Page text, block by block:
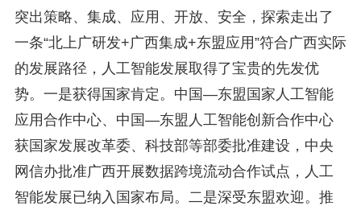
突出策略、集成、应用、开放、安全，探索走出了
一条“北上广研发+广西集成+东盟应用”符合广西实际
的发展路径，人工智能发展取得了宝贵的先发优
势。一是获得国家肯定。中国—东盟国家人工智能
应用合作中心、中国—东盟人工智能创新合作中心
获国家发展改革委、科技部等部委批准建设，中央
网信办批准广西开展数据跨境流动合作试点，人工
智能发展已纳入国家布局。二是深受东盟欢迎。推